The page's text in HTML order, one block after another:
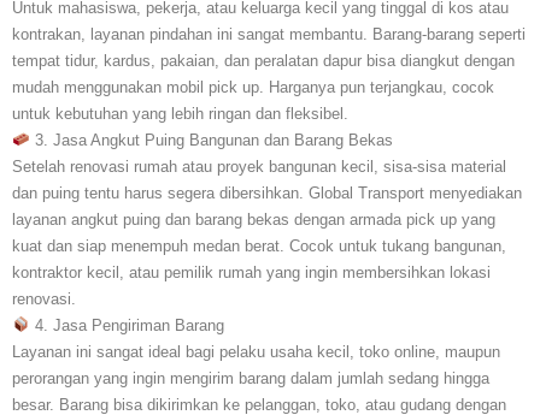
Untuk mahasiswa, pekerja, atau keluarga kecil yang tinggal di kos atau
kontrakan, layanan pindahan ini sangat membantu. Barang-barang seperti
tempat tidur, kardus, pakaian, dan peralatan dapur bisa diangkut dengan
mudah menggunakan mobil pick up. Harganya pun terjangkau, cocok
untuk kebutuhan yang lebih ringan dan fleksibel.
3. Jasa Angkut Puing Bangunan dan Barang Bekas
Setelah renovasi rumah atau proyek bangunan kecil, sisa-sisa material
dan puing tentu harus segera dibersihkan. Global Transport menyediakan
layanan angkut puing dan barang bekas dengan armada pick up yang
kuat dan siap menempuh medan berat. Cocok untuk tukang bangunan,
kontraktor kecil, atau pemilik rumah yang ingin membersihkan lokasi
renovasi.
4. Jasa Pengiriman Barang
Layanan ini sangat ideal bagi pelaku usaha kecil, toko online, maupun
perorangan yang ingin mengirim barang dalam jumlah sedang hingga
besar. Barang bisa dikirimkan ke pelanggan, toko, atau gudang dengan